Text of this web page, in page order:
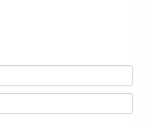
de Inércia